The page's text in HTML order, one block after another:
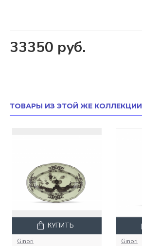
33350 руб.
ТОВАРЫ ИЗ ЭТОЙ ЖЕ КОЛЛЕКЦИИ
Ginori
КУПИТЬ
Ginori